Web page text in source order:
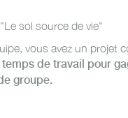
sol source de vie"
vous avez un projet
de travail pour
groupe.